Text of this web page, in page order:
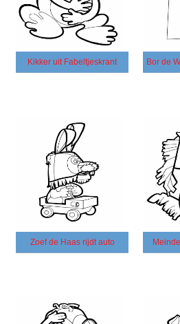
Kikker uit Fabeltjeskrant
Zoef de Haas rijdt auto